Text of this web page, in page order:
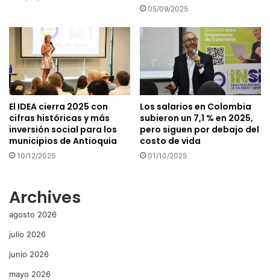
05/09/2025
El IDEA cierra 2025 con
cifras históricas y más
inversión social para los
municipios de Antioquia
10/12/2025
Los salarios en Colombia
subieron un 7,1 % en 2025,
pero siguen por debajo del
costo de vida
01/10/2025
Archives
agosto 2026
julio 2026
junio 2026
mayo 2026